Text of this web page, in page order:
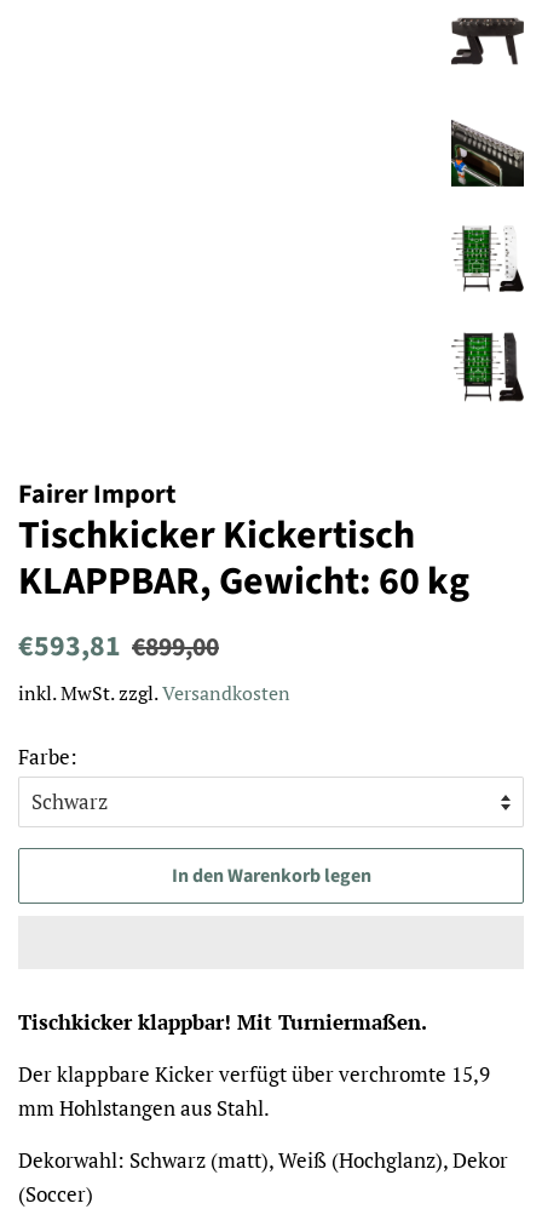
Fairer Import
Tischkicker Kickertisch
KLAPPBAR, Gewicht: 60 kg
Normaler
€593,81 Sonderpreis
€899,00
inkl. MwSt. zzgl.Versandkosten
Farbe:
In den Warenkorb legen
Tischkicker klappbar! Mit Turniermaßen.
Der klappbare Kicker verfügt über verchromte 15,9
mm Hohlstangen aus Stahl.
Dekorwahl: Schwarz (matt), Weiß (Hochglanz), Dekor
(Soccer)